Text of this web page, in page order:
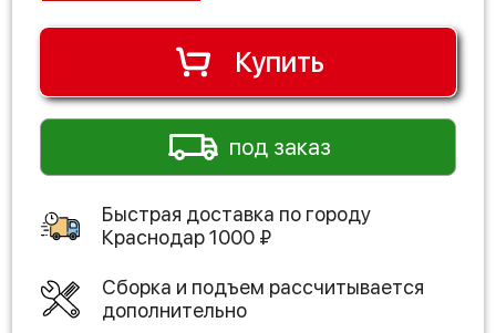
Купить
под заказ
Быстрая доставка по городу
Краснодар1000 ₽
Сборка и подъем рассчитывается
дополнительно